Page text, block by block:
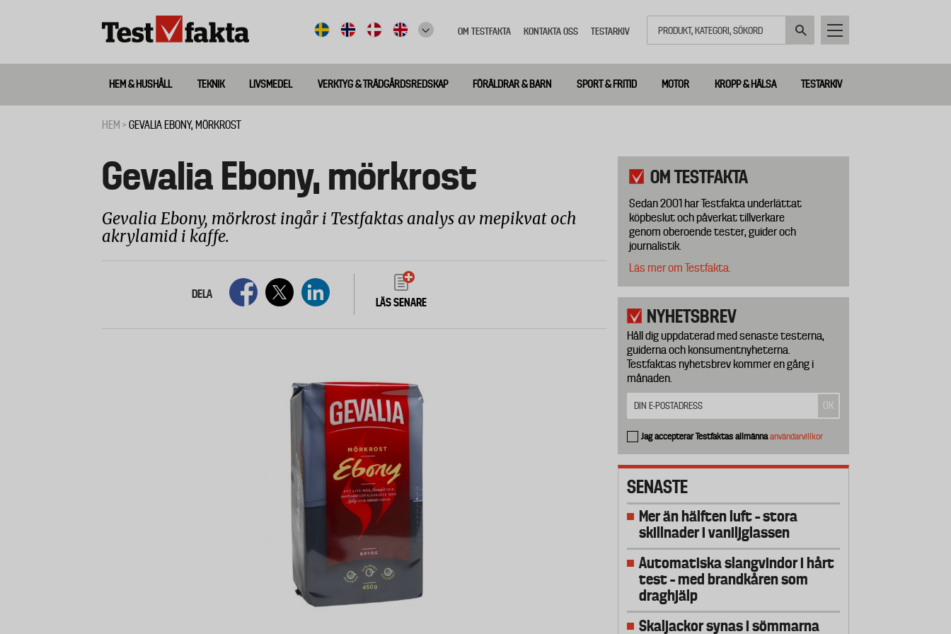
meny
OM TESTFAKTA KONTAKTA OSS TESTARKIV
Huvudmeny
ny
HEM & HUSHÅLL TEKNIK LIVSMEDEL VERKTYG & TRÄDGÅRDSREDSKAP FÖRÄLDRAR & BARN SPORT & FRITID MOTOR KROPP & HÄLSA TESTARKIV
HEM GEVALIA EBONY, MÖRKROST
Gevalia Ebony, mörkrost
Gevalia Ebony, mörkrost ingår i Testfaktas analys av mepikvat och
akrylamid i kaffe.
DELA
LÄS SENARE
OM TESTFAKTA
Sedan 2001 har Testfakta underlättat
köpbeslut och påverkat tillverkare
genom oberoende tester, guider och
journalistik.
Läs mer om Testfakta.
NYHETSBREV
Håll dig uppdaterad med senaste testerna,
guiderna och konsumentnyheterna.
Testfaktas nyhetsbrev kommer en gång i
månaden.
Jag accepterar Testfaktas allmännaanvändarvillkor
SENASTE
Mer än hälften luft – stora
skillnader i vaniljglassen
Automatiska slangvindor i hårt
test – med brandkåren som
draghjälp
Skaljackor synas i sömmarna